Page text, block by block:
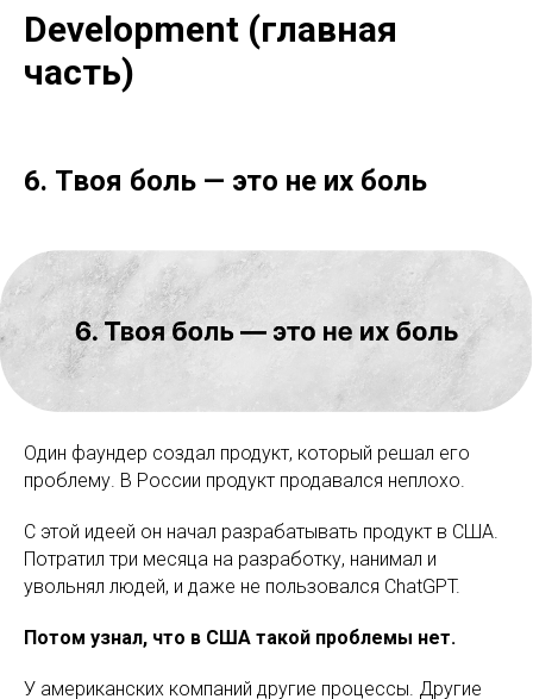
Development (главная
часть)
6. Твоя боль — это не их боль
Один фаундер создал продукт, который решал его
проблему. В России продукт продавался неплохо.
С этой идеей он начал разрабатывать продукт в США.
Потратил три месяца на разработку, нанимал и
увольнял людей, и даже не пользовался ChatGPT.
Потом узнал, что в США такой проблемы нет.
У американских компаний другие процессы. Другие